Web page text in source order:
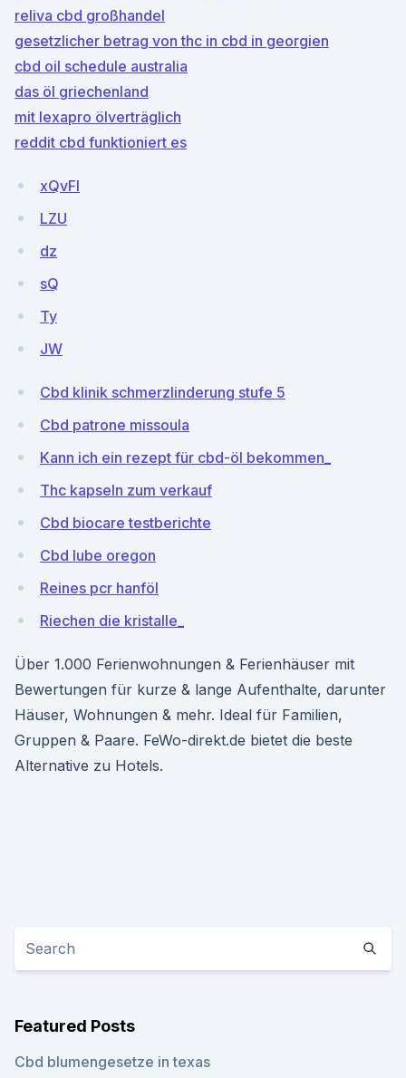
reliva cbd großhandel
gesetzlicher betrag von thc in cbd in georgien
cbd oil schedule australia
das öl griechenland
mit lexapro ölverträglich
reddit cbd funktioniert es
xQvFl
LZU
dz
sQ
Ty
JW
Cbd klinik schmerzlinderung stufe 5
Cbd patrone missoula
Kann ich ein rezept für cbd-öl bekommen_
Thc kapseln zum verkauf
Cbd biocare testberichte
Cbd lube oregon
Reines pcr hanföl
Riechen die kristalle_
Über 1.000 Ferienwohnungen & Ferienhäuser mit
Bewertungen für kurze & lange Aufenthalte, darunter
Häuser, Wohnungen & mehr. Ideal für Familien,
Gruppen & Paare. FeWo-direkt.de bietet die beste
Alternative zu Hotels.
Featured Posts
Cbd blumengesetze in texas